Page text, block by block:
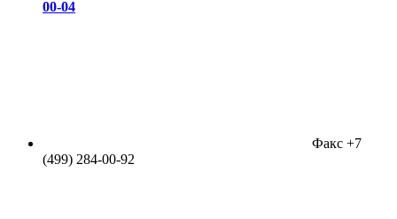
00-04
Факс +7
(499) 284-00-92